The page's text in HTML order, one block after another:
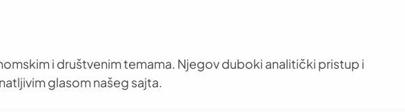
i društvenim temama. Njegov duboki analitički pristup i
glasom našeg sajta.